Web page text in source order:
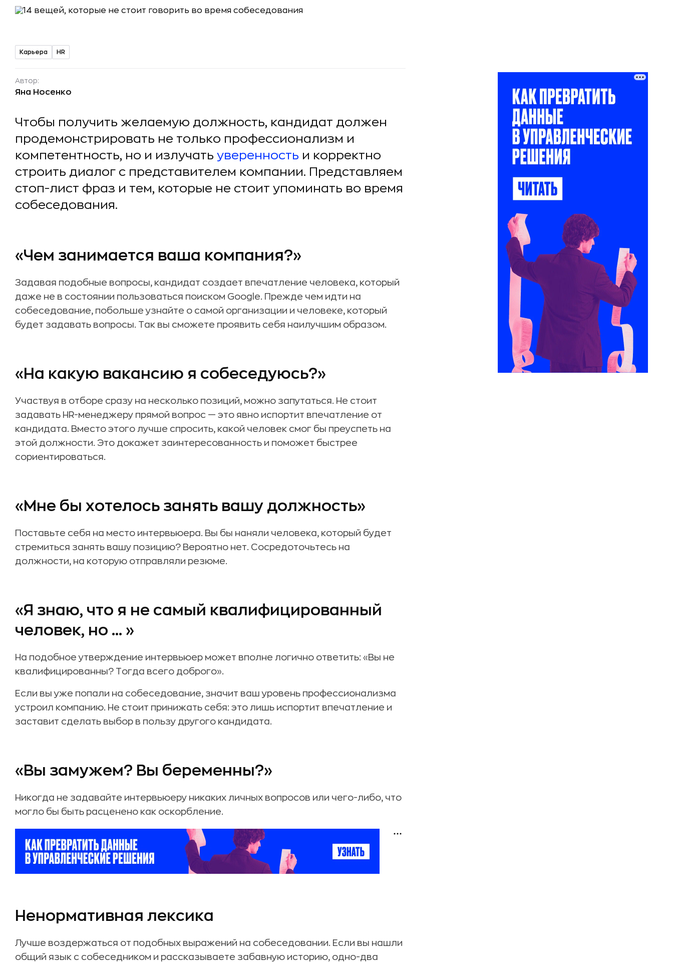
Карьера HR
Автор:
Яна Носенко
Чтобы получить желаемую должность, кандидат должен
продемонстрировать не только профессионализм и
компетентность, но и излучать уверенность и корректно
строить диалог с представителем компании. Представляем
стоп-лист фраз и тем, которые не стоит упоминать во время
собеседования.
«Чем занимается ваша компания?»
Задавая подобные вопросы, кандидат создает впечатление человека, который
даже не в состоянии пользоваться поиском Google. Прежде чем идти на
собеседование, побольше узнайте о самой организации и человеке, который
будет задавать вопросы. Так вы сможете проявить себя наилучшим образом.
«На какую вакансию я собеседуюсь?»
Участвуя в отборе сразу на несколько позиций, можно запутаться. Не стоит
задавать HR-менеджеру прямой вопрос — это явно испортит впечатление от
кандидата. Вместо этого лучше спросить, какой человек смог бы преуспеть на
этой должности. Это докажет заинтересованность и поможет быстрее
сориентироваться.
«Мне бы хотелось занять вашу должность»
Поставьте себя на место интервьюера. Вы бы наняли человека, который будет
стремиться занять вашу позицию? Вероятно нет. Сосредоточьтесь на
должности, на которую отправляли резюме.
«Я знаю, что я не самый квалифицированный
человек, но … »
На подобное утверждение интервьюер может вполне логично ответить: «Вы не
квалифицированны? Тогда всего доброго».
Если вы уже попали на собеседование, значит ваш уровень профессионализма
устроил компанию. Не стоит принижать себя: это лишь испортит впечатление и
заставит сделать выбор в пользу другого кандидата.
«Вы замужем? Вы беременны?»
Никогда не задавайте интервьюеру никаких личных вопросов или чего-либо, что
могло бы быть расценено как оскорбление.
Ненормативная лексика
Лучше воздержаться от подобных выражений на собеседовании. Если вы нашли
общий язык с собеседником и рассказываете забавную историю, одно-два